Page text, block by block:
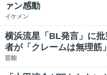
ァン感動
イケメン
横浜流星「BL発言」に
者が「クレームは無理筋
芸能